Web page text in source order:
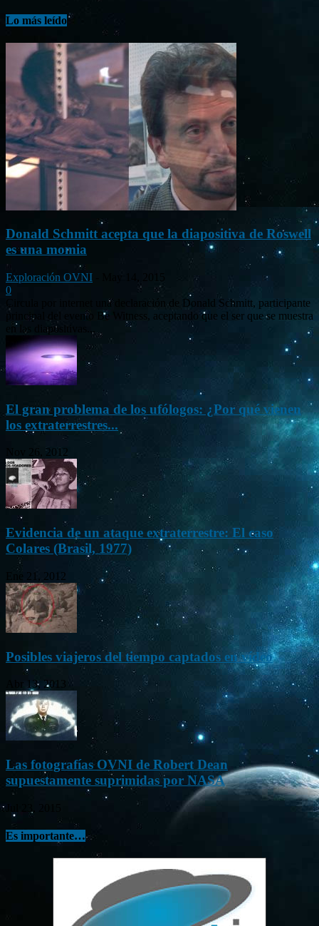
Lo más leído
Donald Schmitt acepta que la diapositiva de Roswell
es una momia
Exploración OVNI
0
Circula por internet una declaración de Donald Schmitt, participante
principal del evento Be Witness, aceptando que el ser que se muestra
en las diapositivas...
El gran problema de los ufólogos: ¿Por qué vienen
los extraterrestres...
Nov 26, 2012
Evidencia de un ataque extraterrestre: El caso
Colares (Brasil, 1977)
Ene 21, 2012
Posibles viajeros del tiempo captados en vídeo
Abr 13, 2013
Las fotografías OVNI de Robert Dean
supuestamente suprimidas por NASA
Es importante…